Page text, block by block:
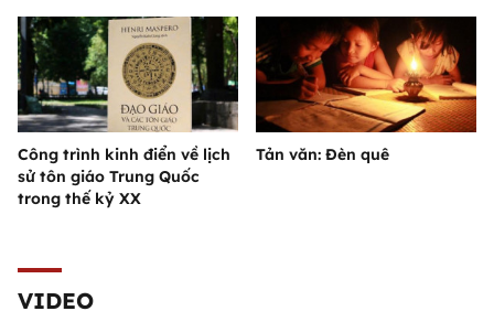
Công trình kinh điển về lịch
sử tôn giáo Trung Quốc
trong thế kỷ XX
Tản văn: Đèn quê
VIDEO